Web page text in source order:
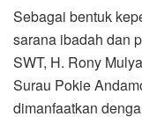
Sebagai bentuk
sarana ibadah dan
SWT, H. Rony
Surau Pokie
dimanfaatkan